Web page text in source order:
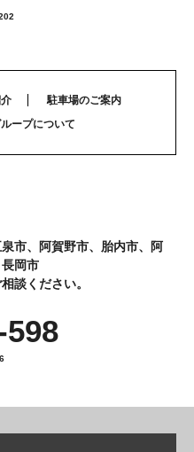
駐車場のご案内
ープについて
市、阿賀野市、胎内市、阿
岡市
談ください。
598